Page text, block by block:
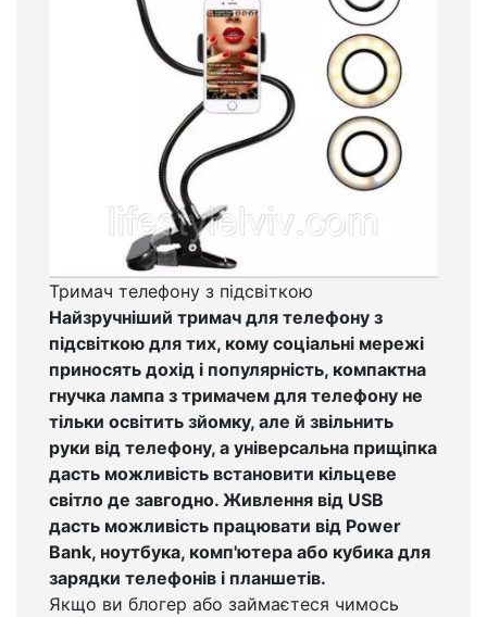
Тримач телефону з підсвіткою
Найзручніший тримач для телефону з
підсвіткою для тих, кому соціальні мережі
приносять дохід і популярність, компактна
гнучка лампа з тримачем для телефону не
тільки освітить зйомку, але й звільнить
руки від телефону, а універсальна прищіпка
дасть можливість встановити кільцеве
світло де завгодно. Живлення від USB
дасть можливість працювати від Power
Bank, ноутбука, комп'ютера або кубика для
зарядки телефонів і планшетів.
Якщо ви блогер або займаєтеся чимось